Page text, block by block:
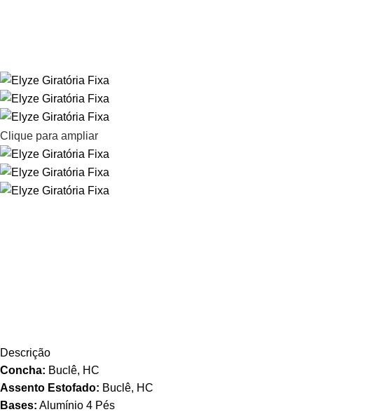
Clique para ampliar
Descrição
Concha: Buclê, HC
Assento Estofado: Buclê, HC
Bases: Alumínio 4 Pés